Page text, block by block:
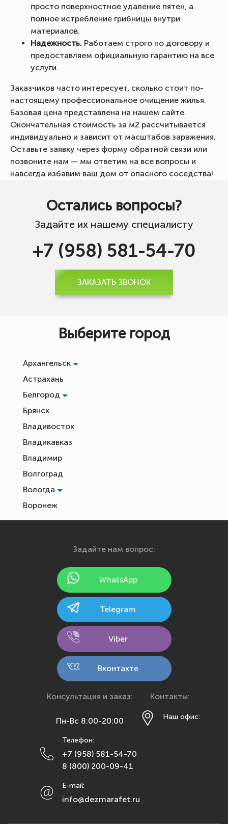
просто поверхностное удаление пятен, а
полное истребление грибницы внутри
материалов.
Надежность. Работаем строго по договору и
предоставляем официальную гарантию на все
услуги.
Заказчиков часто интересует, сколько стоит по-
настоящему профессиональное очищение жилья.
Базовая цена представлена на нашем сайте.
Окончательная стоимость за м2 рассчитывается
индивидуально и зависит от масштабов заражения.
Оставьте заявку через форму обратной связи или
позвоните нам — мы ответим на все вопросы и
навсегда избавим ваш дом от опасного соседства!
Остались вопросы?
Задайте их нашему специалисту
+7 (958) 581-54-70
ЗАКАЗАТЬ ЗВОНОК
Выберите город
Архангельск
Астрахань
Белгород
Брянск
Владивосток
Владикавказ
Владимир
Волгоград
Вологда
Воронеж
Екатеринбург
Йошкар-Ола
Калининград
Кемерово
Кострома
Краснодар
Красноярск
Махачкала
Москва
Набережные Челны
Нижний Новгород
Новосибирск
Задайте нам вопрос:
WhatsApp
Telegram
Viber
Вконтакте
Консультация и заказ:
Пн-Вс 8:00-20:00
Телефон:
+7 (958) 581-54-70
8 (800) 200-09-41
E-mail:
info@dezmarafet.ru
Контакты:
Наш офис: